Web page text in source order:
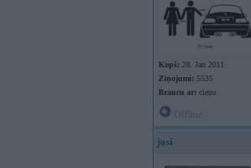
Kopš: 28. Jan 2011
Ziņojumi: 5535
Braucu ar: cieņu
josi